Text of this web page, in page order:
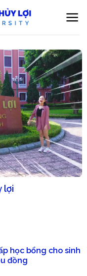
lợi
học bổng cho sinh
đồng